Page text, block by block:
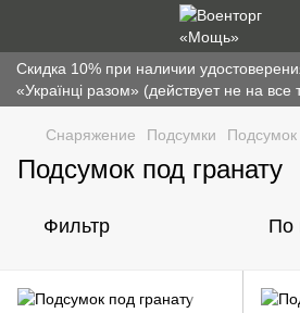
Скидка 10% при наличии
«Українці разом» (действует не на все
Снаряжение Подсумки Подсумок
Подсумок под гранату
Фильтр По